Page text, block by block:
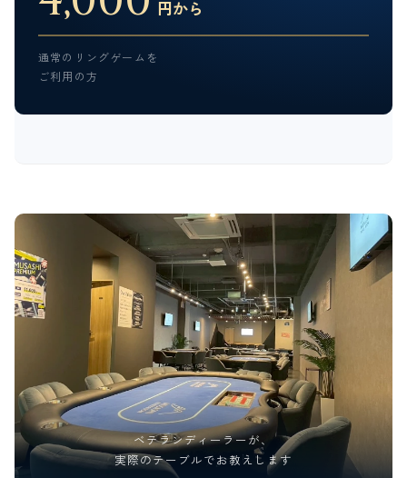
円から
通常のリングゲームを
ご利用の方
ベテランディーラーが、
実際のテーブルでお教えします